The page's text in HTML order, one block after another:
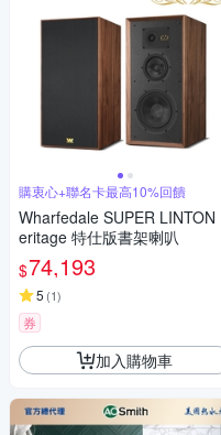
購衷心+聯名卡最高10%回饋
Wharfedale SUPER LINTON
eritage 特仕版書架喇叭
$74,193
5 (1)
券
加入購物車